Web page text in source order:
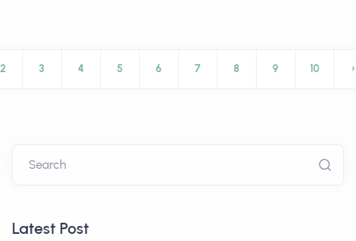
2 3 4 5 6 7 8 9 10 ›
Search
Latest Post